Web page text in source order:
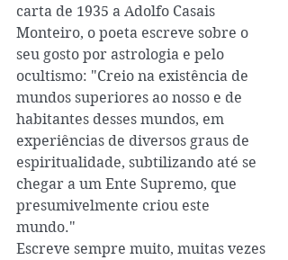
carta de 1935 a Adolfo Casais
Monteiro, o poeta escreve sobre o
seu gosto por astrologia e pelo
ocultismo: "Creio na existência de
mundos superiores ao nosso e de
habitantes desses mundos, em
experiências de diversos graus de
espiritualidade, subtilizando até se
chegar a um Ente Supremo, que
presumivelmente criou este
mundo."
Escreve sempre muito, muitas vezes